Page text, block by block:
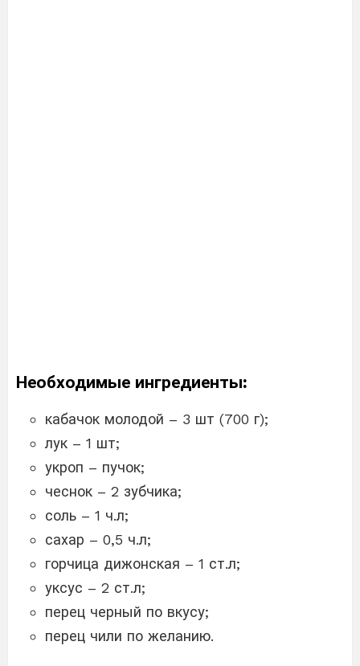
Необходимые ингредиенты:
кабачок молодой – 3 шт (700 г);
лук – 1 шт;
укроп – пучок;
чеснок – 2 зубчика;
соль – 1 ч.л;
сахар – 0,5 ч.л;
горчица дижонская – 1 ст.л;
уксус – 2 ст.л;
перец черный по вкусу;
перец чили по желанию.